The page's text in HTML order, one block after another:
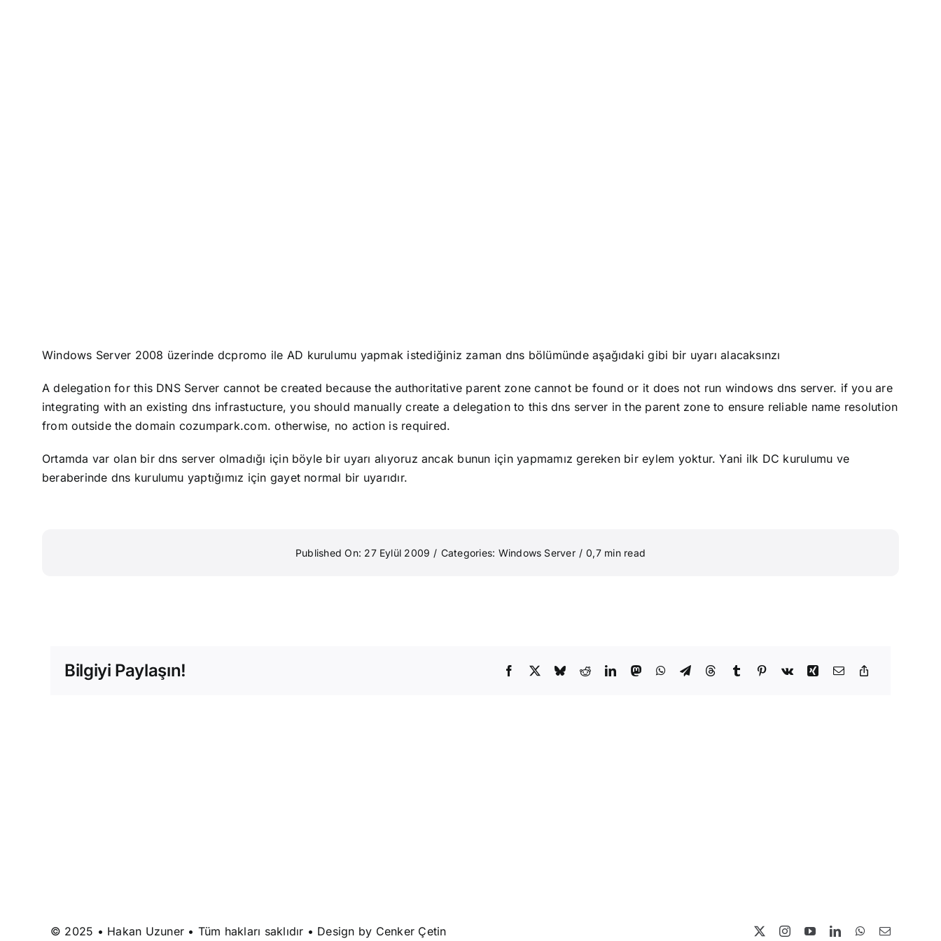
Windows Server 2008 üzerinde dcpromo ile AD kurulumu yapmak istediğiniz zaman dns bölümünde aşağıdaki gibi bir uyarı alacaksınzı
A delegation for this DNS Server cannot be created because the authoritative parent zone cannot be found or it does not run windows dns server. if you are
integrating with an existing dns infrastucture, you should manually create a delegation to this dns server in the parent zone to ensure reliable name resolution
from outside the domain cozumpark.com. otherwise, no action is required.
Ortamda var olan bir dns server olmadığı için böyle bir uyarı alıyoruz ancak bunun için yapmamız gereken bir eylem yoktur. Yani ilk DC kurulumu ve
beraberinde dns kurulumu yaptığımız için gayet normal bir uyarıdır.
Published On: 27 Eylül 2009 / Categories: Windows Server / 0,7 min read
Bilgiyi Paylaşın!
© 2025 • Hakan Uzuner • Tüm hakları saklıdır • Design by Cenker Çetin